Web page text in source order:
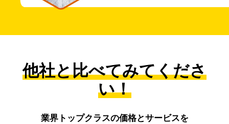
他社と比べてみてくださ
い！
業界トップクラスの価格とサービスを